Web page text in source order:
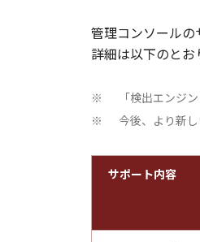
管理コンソールの
詳細は以下のとお
※ 「検出エンジ
※ 今後、より新
サポート内容